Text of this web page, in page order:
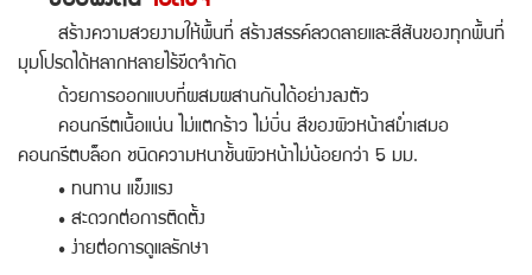
สร้างความสวยงามให้พื้นที่ สร้างสรรค์ลวดลายและสีสันของทุกพื้นที่
มุมโปรดได้หลากหลายไร้ขีดจำกัด
ด้วยการออกแบบที่ผสมผสานกันได้อย่างลงตัว
คอนกรีตเนื้อแน่น ไม่แตกร้าว ไม่บิ่น สีของผิวหน้าสม่ำเสมอ
คอนกรีตบล็อก ชนิดความหนาชั้นผิวหน้าไม่น้อยกว่า 5 มม.
• ทนทาน แข็งแรง
• สะดวกต่อการติดตั้ง
• ง่ายต่อการดูแลรักษา